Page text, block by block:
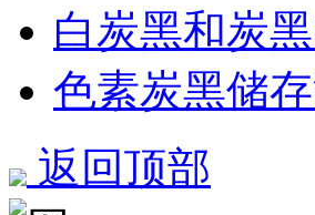
白炭黑和炭
色素炭黑储
返回顶部